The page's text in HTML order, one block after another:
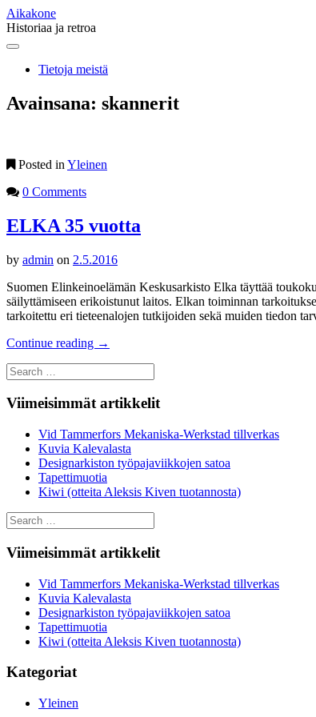
Aikakone
Historiaa ja retroa
Main
Skip
contentTietoja meistä
Avainsana: skannerit
Posted in Yleinen
0 Comments
ELKA 35 vuotta
by admin on 2.5.2016
Suomen Elinkeinoelämän Keskusarkisto Elka täyttää
säilyttämiseen erikoistunut laitos. Elkan toiminnan
tarkoitettu eri tieteenalojen tutkijoiden sekä muiden tiedon
Continue reading →
Search
for:
Viimeisimmät artikkelit
Vid Tammerfors Mekaniska-Werkstad tillverkas
Kuvia Kalevalasta
Designarkiston työpajaviikkojen satoa
Tapettimuotia
Kiwi (otteita Aleksis Kiven tuotannosta)
Search
for:
Viimeisimmät artikkelit
Vid Tammerfors Mekaniska-Werkstad tillverkas
Kuvia Kalevalasta
Designarkiston työpajaviikkojen satoa
Tapettimuotia
Kiwi (otteita Aleksis Kiven tuotannosta)
Kategoriat
Yleinen